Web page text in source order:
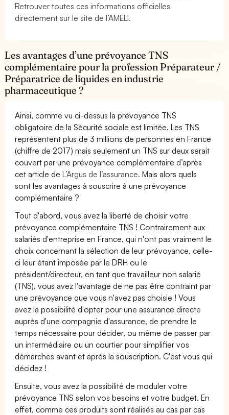
Retrouver toutes ces informations officielles
directement sur le site de l’AMELI.
Les avantages d’une prévoyance TNS
complémentaire pour la profession Préparateur /
Préparatrice de liquides en industrie
pharmaceutique ?
Ainsi, comme vu ci-dessus la prévoyance TNS
obligatoire de la Sécurité sociale est limitée. Les TNS
représentent plus de 3 millions de personnes en France
(chiffre de 2017) mais seulement un TNS sur deux serait
couvert par une prévoyance complémentaire d’après
cet article deL’Argus de l’assurance. Mais alors quels
sont les avantages à souscrire à une prévoyance
complémentaire ?
Tout d'abord, vous avez la liberté de choisir votre
prévoyance complémentaire TNS ! Contrairement aux
salariés d'entreprise en France, qui n'ont pas vraiment le
choix concernant la sélection de leur prévoyance, celle-
ci leur étant imposée par le DRH ou le
président/directeur, en tant que travailleur non salarié
(TNS), vous avez l'avantage de ne pas être contraint par
une prévoyance que vous n'avez pas choisie ! Vous
avez la possibilité d'opter pour une assurance directe
auprès d'une compagnie d'assurance, de prendre le
temps nécessaire pour décider, ou même de passer par
un intermédiaire ou un courtier pour simplifier vos
démarches avant et après la souscription. C'est vous qui
décidez !
Ensuite, vous avez la possibilité de moduler votre
prévoyance TNS selon vos besoins et votre budget. En
effet, comme ces produits sont réalisés au cas par cas